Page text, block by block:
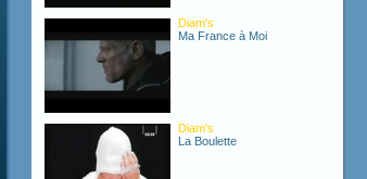
Diam's
Ma France à Moi
Diam's
La Boulette